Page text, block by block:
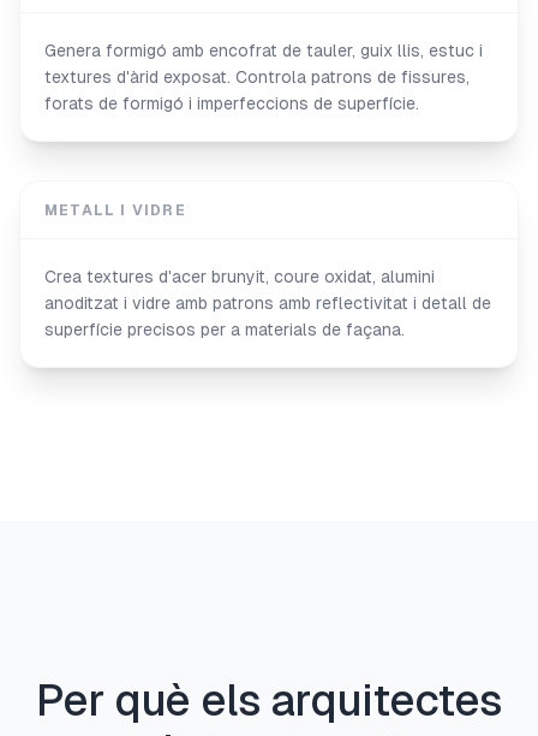
Genera formigó amb encofrat de tauler, guix llis, estuc i
textures d'àrid exposat. Controla patrons de fissures,
forats de formigó i imperfeccions de superfície.
METALL I VIDRE
Crea textures d'acer brunyit, coure oxidat, alumini
anoditzat i vidre amb patrons amb reflectivitat i detall de
superfície precisos per a materials de façana.
Per què els arquitectes